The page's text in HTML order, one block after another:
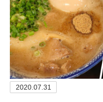
2020.07.31